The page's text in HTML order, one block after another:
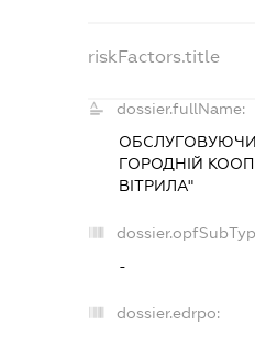
riskFactors.title
dossier.fullName:
ГОРОДНІЙ
ВІТРИЛА"
-
dossier.edrpo: